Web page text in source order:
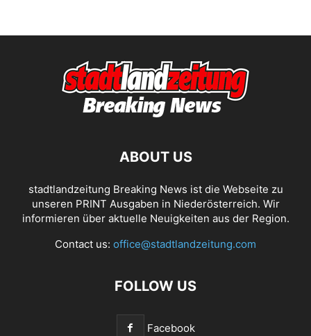
ABOUT US
stadtlandzeitung Breaking News ist die Webseite zu
unseren PRINT Ausgaben in Niederösterreich. Wir
informieren über aktuelle Neuigkeiten aus der Region.
Contact us: office@stadtlandzeitung.com
FOLLOW US
Facebook